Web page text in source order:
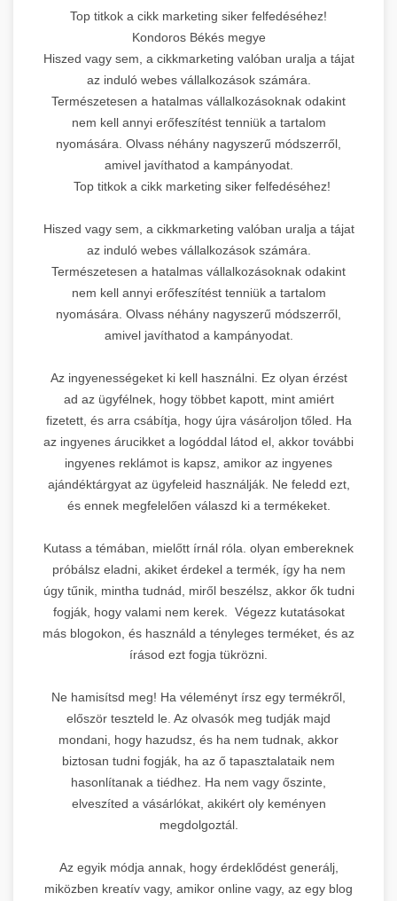
Top titkok a cikk marketing siker felfedéséhez!
Kondoros Békés megye
Hiszed vagy sem, a cikkmarketing valóban uralja a tájat
az induló webes vállalkozások számára.
Természetesen a hatalmas vállalkozásoknak odakint
nem kell annyi erőfeszítést tenniük a tartalom
nyomására. Olvass néhány nagyszerű módszerről,
amivel javíthatod a kampányodat.
Top titkok a cikk marketing siker felfedéséhez!
Hiszed vagy sem, a cikkmarketing valóban uralja a tájat
az induló webes vállalkozások számára.
Természetesen a hatalmas vállalkozásoknak odakint
nem kell annyi erőfeszítést tenniük a tartalom
nyomására. Olvass néhány nagyszerű módszerről,
amivel javíthatod a kampányodat.
Az ingyenességeket ki kell használni. Ez olyan érzést
ad az ügyfélnek, hogy többet kapott, mint amiért
fizetett, és arra csábítja, hogy újra vásároljon tőled. Ha
az ingyenes árucikket a logóddal látod el, akkor további
ingyenes reklámot is kapsz, amikor az ingyenes
ajándéktárgyat az ügyfeleid használják. Ne feledd ezt,
és ennek megfelelően válaszd ki a termékeket.
Kutass a témában, mielőtt írnál róla. olyan embereknek
próbálsz eladni, akiket érdekel a termék, így ha nem
úgy tűnik, mintha tudnád, miről beszélsz, akkor ők tudni
fogják, hogy valami nem kerek. Végezz kutatásokat
más blogokon, és használd a tényleges terméket, és az
írásod ezt fogja tükrözni.
Ne hamisítsd meg! Ha véleményt írsz egy termékről,
először teszteld le. Az olvasók meg tudják majd
mondani, hogy hazudsz, és ha nem tudnak, akkor
biztosan tudni fogják, ha az ő tapasztalataik nem
hasonlítanak a tiédhez. Ha nem vagy őszinte,
elveszíted a vásárlókat, akikért oly keményen
megdolgoztál.
Az egyik módja annak, hogy érdeklődést generálj,
miközben kreatív vagy, amikor online vagy, az egy blog